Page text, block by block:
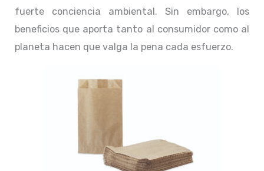
fuerte conciencia ambiental. Sin embargo, los
beneficios que aporta tanto al consumidor como al
planeta hacen que valga la pena cada esfuerzo.